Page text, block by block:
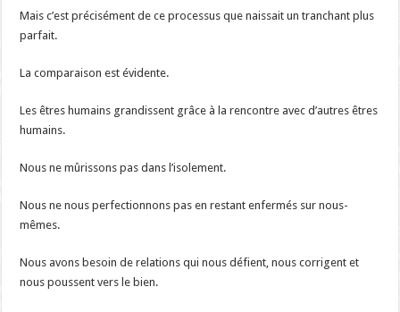
Mais c’est précisément de ce processus que naissait un tranchant plus
parfait.
La comparaison est évidente.
Les êtres humains grandissent grâce à la rencontre avec d’autres êtres
humains.
Nous ne mûrissons pas dans l’isolement.
Nous ne nous perfectionnons pas en restant enfermés sur nous-
mêmes.
Nous avons besoin de relations qui nous défient, nous corrigent et
nous poussent vers le bien.